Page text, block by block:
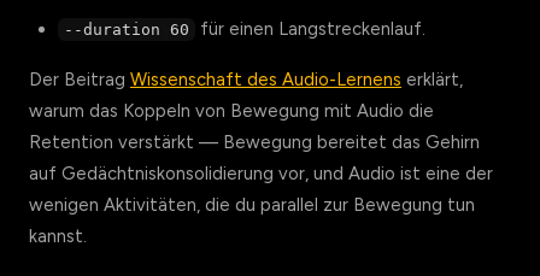
--duration 60 für einen Langstreckenlauf.
Der Beitrag Wissenschaft des Audio-Lernens erklärt,
warum das Koppeln von Bewegung mit Audio die
Retention verstärkt — Bewegung bereitet das Gehirn
auf Gedächtniskonsolidierung vor, und Audio ist eine der
wenigen Aktivitäten, die du parallel zur Bewegung tun
kannst.